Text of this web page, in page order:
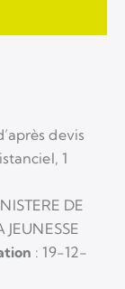
devis
1
DE
: 19-12-